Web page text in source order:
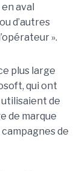
aval
d’autres
».
plus large
qui ont
de
de marque
de